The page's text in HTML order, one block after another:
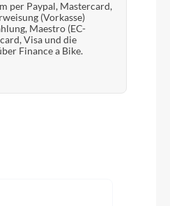
per Paypal, Mastercard,
(Vorkasse)
Maestro (EC-
Visa und die
Finance a Bike.